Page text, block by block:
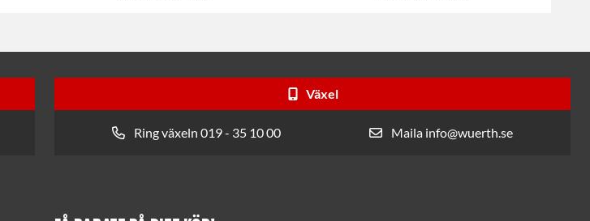
Växel
Ring växeln 019 - 35 10 00 Maila info@wuerth.se